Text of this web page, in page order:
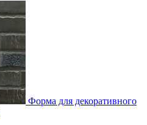
Форма для декоративного